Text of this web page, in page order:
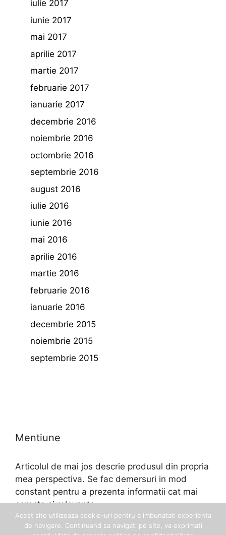
iulie 2017
iunie 2017
mai 2017
aprilie 2017
martie 2017
februarie 2017
ianuarie 2017
decembrie 2016
noiembrie 2016
octombrie 2016
septembrie 2016
august 2016
iulie 2016
iunie 2016
mai 2016
aprilie 2016
martie 2016
februarie 2016
ianuarie 2016
decembrie 2015
noiembrie 2015
septembrie 2015
Mentiune
Articolul de mai jos descrie produsul din propria
mea perspectiva. Se fac demersuri in mod
constant pentru a prezenta informatii cat mai
corecte si relevante.
Acest site utilizeaza cookie-uri pentru a imbunatati experienta
de navigare. Continuand sa navigati pe site, va exprimati